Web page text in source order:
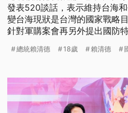
發表520談話，表示維持台海
變台海現狀是台灣的國家戰略
針對軍購案會再另外提出國防
體關切，美國總統川普（
說出台灣社會的心聲，強調台
台軍購持續。
總統賴清德 18歲 賴清德